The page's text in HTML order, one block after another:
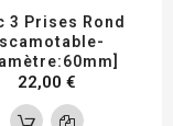
3 Prises Rond
22,00 €